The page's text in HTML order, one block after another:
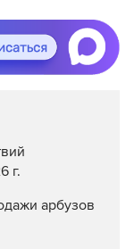
г.
арбузов